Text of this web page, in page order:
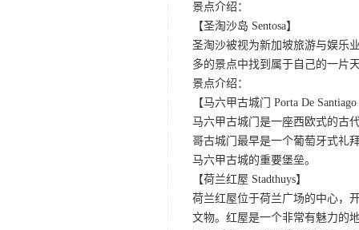
景点介绍：
【圣淘沙岛 Sentosa】
圣淘沙被视为新加坡旅游与娱乐
多的景点中找到属于自己的一片
景点介绍：
【马六甲古城门 Porta De
马六甲古城门是一座西欧式的古
哥古城门最早是一个葡萄牙式礼
马六甲古城的重要堡垒。
【荷兰红屋 Stadthuys】
荷兰红屋位于荷兰广场的中心，
文物。红屋是一个非常有魅力的